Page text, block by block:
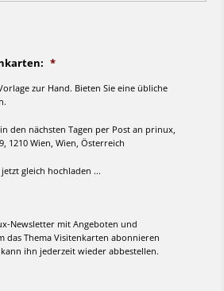
*
zur Hand. Bieten Sie eine übliche
den nächsten Tagen per Post an prinux,
1210 Wien, Wien, Österreich
gleich hochladen ...
Newsletter mit Angeboten und
das Thema Visitenkarten abonnieren
kann ihn jederzeit wieder abbestellen.